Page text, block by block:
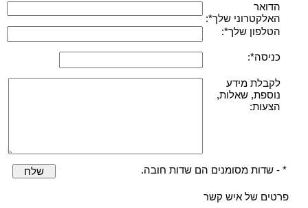
הדואר
האלקטרוני שלך*:
הטלפון שלך*:
כניסה*:
לקבלת מידע
נוספת, שאלות,
הצעות:
* - שדות מסומנים הם שדות חובה. שלח
פרטים של איש קשר